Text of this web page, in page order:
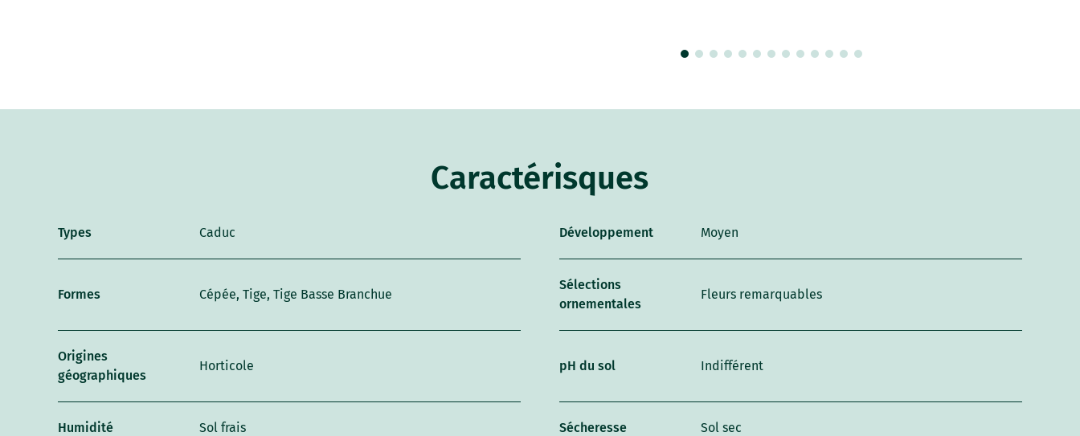
Caractérisques
Types Caduc Développement Moyen
Formes Cépée, Tige, Tige Basse Branchue
Sélections
ornementales
Fleurs remarquables
Origines
géographiques
Horticole pH du sol Indifférent
Humidité Sol frais Sécheresse Sol sec